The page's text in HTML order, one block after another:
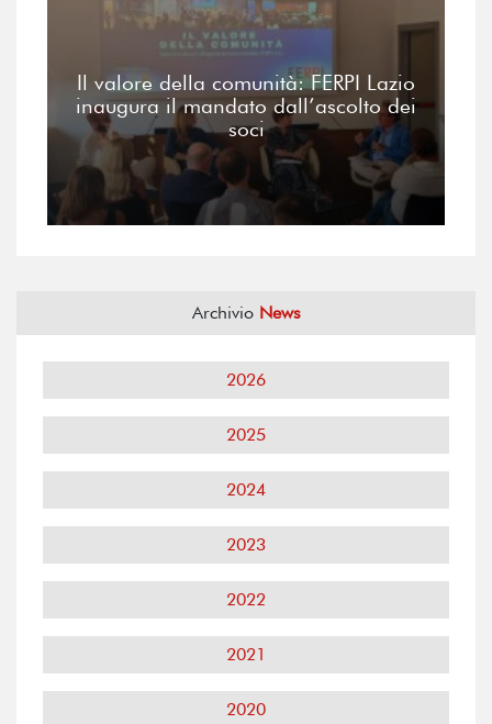
Il valore della comunità: FERPI Lazio
inaugura il mandato dall’ascolto dei
soci
Archivio News
2026
2025
2024
2023
2022
2021
2020